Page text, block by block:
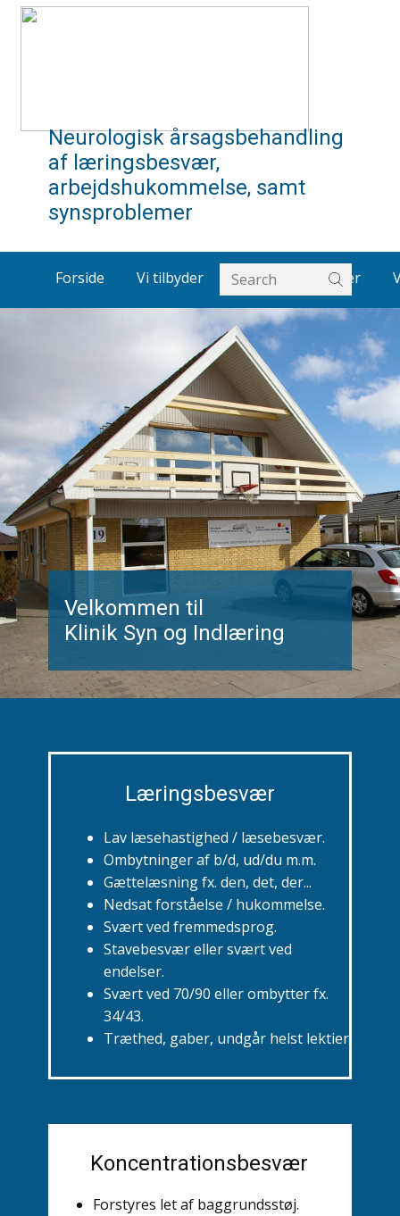
Neurologisk årsagsbehandling
af læringsbesvær,
arbejdshukommelse, samt
synsproblemer
Forside Vi tilbyder Om os Artikler
Velkommen til
Klinik Syn og Indlæring
Læringsbesvær
Lav læsehastighed / læsebesvær.
Ombytninger af b/d, ud/du m.m.
Gættelæsning fx. den, det, der...
Nedsat forståelse / hukommelse.
Svært ved fremmedsprog.
Stavebesvær eller svært ved
endelser.
Svært ved 70/90 eller ombytter fx.
34/43.
Træthed, gaber, undgår helst lektier.
Koncentrationsbesvær
Forstyres let af baggrundsstøj.